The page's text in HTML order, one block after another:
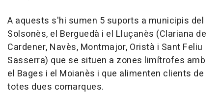
A aquests s'hi sumen 5 suports a municipis del
Solsonès, el Berguedà i el Lluçanès (Clariana de
Cardener, Navès, Montmajor, Oristà i Sant Feliu
Sasserra) que se situen a zones limítrofes amb
el Bages i el Moianès i que alimenten clients de
totes dues comarques.